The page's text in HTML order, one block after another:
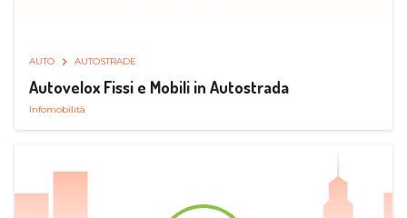
AUTO AUTOSTRADE
Autovelox Fissi e Mobili in Autostrada
Infomobilità